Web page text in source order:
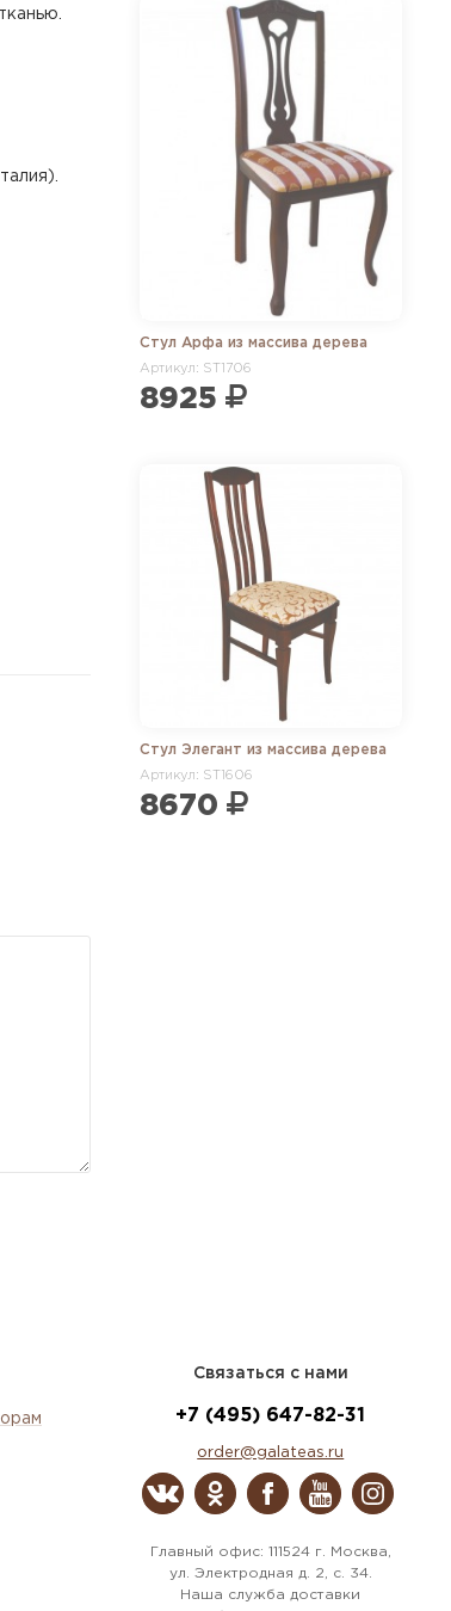
Стул Арфа из массива дерева
Артикул: ST1706
8925
Стул Элегант из массива дерева
Артикул: ST1606
8670
Связаться с нами
+7 (495) 647-82-31
order@galateas.ru
Главный офис: 111524 г. Москва,
ул. Электродная д. 2, с. 34.
Наша служба доставки